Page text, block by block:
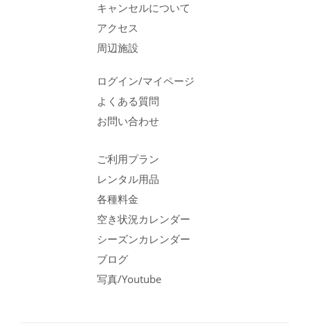
キャンセルについて
アクセス
周辺施設
ログイン/マイページ
よくある質問
お問い合わせ
ご利用プラン
レンタル用品
各種料金
空き状況カレンダー
シーズンカレンダー
ブログ
写真/Youtube